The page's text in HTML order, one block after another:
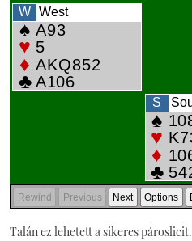
Talán ez lehetett a sikeres pároslicit.